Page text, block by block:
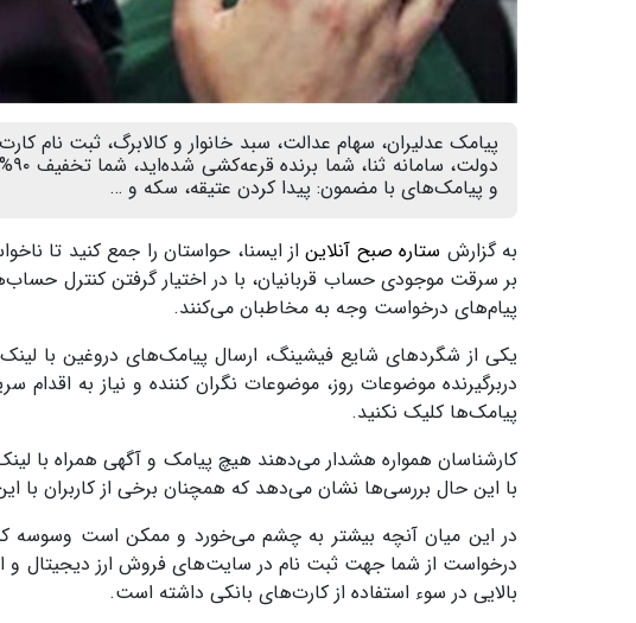
پیامک عدلیران، سهام عدالت، سبد خانوار و کالابرگ، ثبت
و پیامک‌های با مضمون: پیدا کردن عتیقه، سکه و …
به گزارش ستاره صبح آنلایناز ایسنا، حواستان را جمع کنید تا
بر سرقت موجودی حساب قربانیان، با در اختیار گرفتن کنترل
پیام‌های درخواست وجه به مخاطبان می‌کنند.
یکی از شگردهای شایع فیشینگ، ارسال پیامک‌های دروغین با
دربرگیرنده موضوعات روز، موضوعات نگران کننده و نیاز به
پیامک‌ها کلیک نکنید.
با این حال بررسی‌ها نشان می‌دهد که همچنان برخی از کاربران با
در این میان آنچه بیشتر به چشم می‌خورد و ممکن است وسوسه
درخواست از شما جهت ثبت نام در سایت‌های فروش ارز دیجیتال و
بالایی در سوء استفاده از کارت‌های بانکی داشته است.